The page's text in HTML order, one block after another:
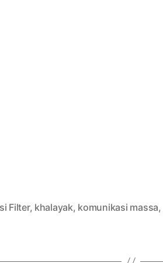
Filter, khalayak, komunikasi massa,